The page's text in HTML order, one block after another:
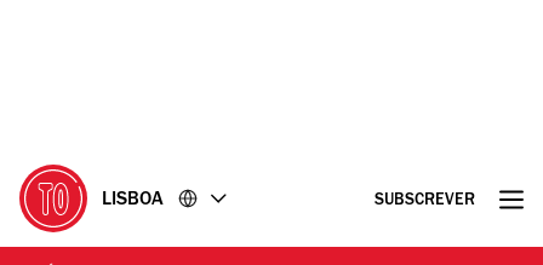
LISBOA SUBSCREVER